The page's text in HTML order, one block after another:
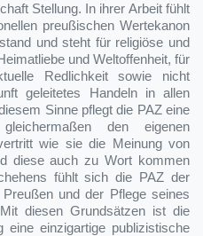
Stellung. In ihrer Arbeit fühlt
preußischen Wertekanon
und steht für religiöse und
und Weltoffenheit, für
Redlichkeit sowie nicht
geleitetes Handeln in allen
Sinne pflegt die PAZ eine
den eigenen
wie sie die Meinung von
diese auch zu Wort kommen
fühlt sich die PAZ der
und der Pflege seines
diesen Grundsätzen ist die
eine einzigartige publizistische